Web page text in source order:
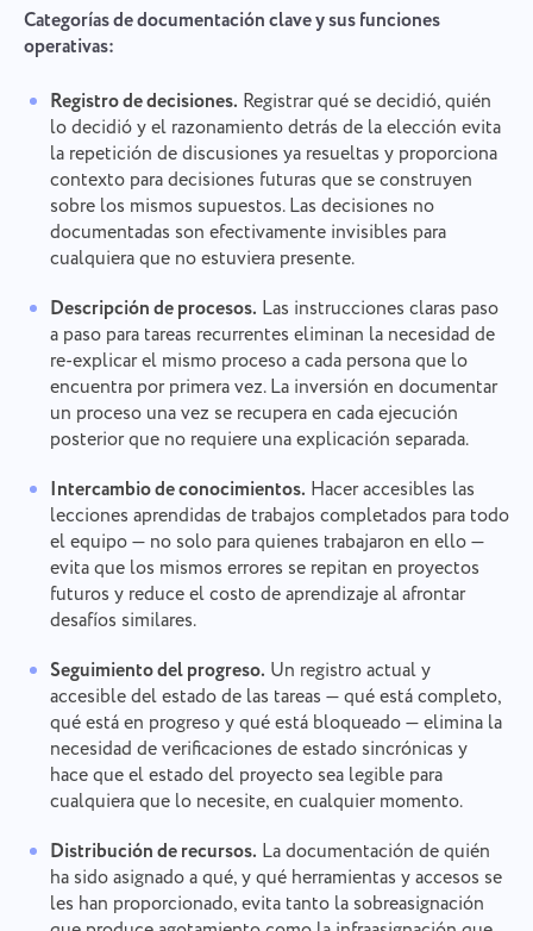
Categorías de documentación clave y sus funciones
operativas:
Registro de decisiones. Registrar qué se decidió, quién
lo decidió y el razonamiento detrás de la elección evita
la repetición de discusiones ya resueltas y proporciona
contexto para decisiones futuras que se construyen
sobre los mismos supuestos. Las decisiones no
documentadas son efectivamente invisibles para
cualquiera que no estuviera presente.
Descripción de procesos. Las instrucciones claras paso
a paso para tareas recurrentes eliminan la necesidad de
re-explicar el mismo proceso a cada persona que lo
encuentra por primera vez. La inversión en documentar
un proceso una vez se recupera en cada ejecución
posterior que no requiere una explicación separada.
Intercambio de conocimientos. Hacer accesibles las
lecciones aprendidas de trabajos completados para todo
el equipo — no solo para quienes trabajaron en ello —
evita que los mismos errores se repitan en proyectos
futuros y reduce el costo de aprendizaje al afrontar
desafíos similares.
Seguimiento del progreso. Un registro actual y
accesible del estado de las tareas — qué está completo,
qué está en progreso y qué está bloqueado — elimina la
necesidad de verificaciones de estado sincrónicas y
hace que el estado del proyecto sea legible para
cualquiera que lo necesite, en cualquier momento.
Distribución de recursos. La documentación de quién
ha sido asignado a qué, y qué herramientas y accesos se
les han proporcionado, evita tanto la sobreasignación
Informar de un error de
traducción
Proporciona una descripción del problema junto
con la opción correcta
Examinar archivoso arrastra y suelta
Enviar
Contacta con nosotros
Nombre
Número de teléfono
Tu mensaje
Enviar
Al hacer clic en el botón "Enviar", acepta el
tratamiento de sus datos personales de acuerdo
con la Política de privacidad.
Informar de un error
Por favor, describe detalladamente el problema
específica, y no dudes en adjuntar cualquier
archivo relevante. Tu participación activa nos
ayuda a mejorar la experiencia del usuario,
garantizando un mejor servicio para todos.
Examinar archivoso arrastra y suelta
Enviar
successfully
We will contact you soon
Definitivamente nos familiarizaremos con ello y
trataremos de implementarlo en el producto. ¡Nos
ayudas a mejorar cada día!
Sugerir tu función
Función
Cómo funciona
Subir archivos
Al hacer clic en el botón, confirmas tu
consentimiento para el procesamiento de
datos personales.